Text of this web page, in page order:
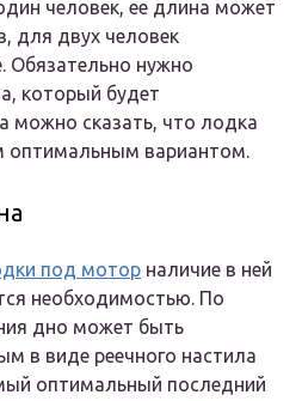
человек, ее длина может
для двух человек
Обязательно нужно
который будет
можно сказать, что лодка
оптимальным вариантом.
под мотор наличие в ней
необходимостью. По
дно может быть
в виде реечного настила
оптимальный последний